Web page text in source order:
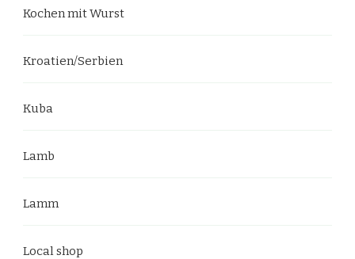
Kochen mit Wurst
Kroatien/Serbien
Kuba
Lamb
Lamm
Local shop